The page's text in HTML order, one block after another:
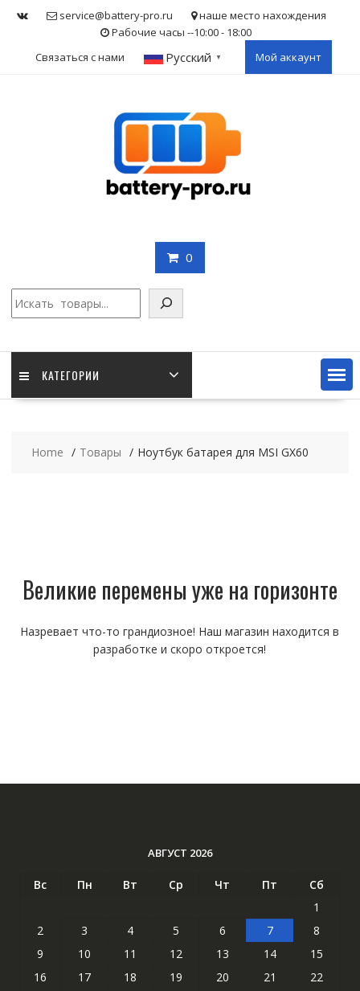
service@battery-pro.ru
наше место нахождения
Рабочие часы --10:00 - 18:00
Связаться с нами
Русский ▼ Мой аккаунт
0
КАТЕГОРИИ
Home Товары Ноутбук батарея для MSI GX60
Великие перемены уже на горизонте
Назревает что-то грандиозное! Наш магазин находится в
разработке и скоро откроется!
АВГУСТ 2026
Вс Пн Вт Ср Чт Пт
Сб
1
2
3 4 5 6 7
8
9
10 11 12 13 14
15
16
17 18 19 20 21
22